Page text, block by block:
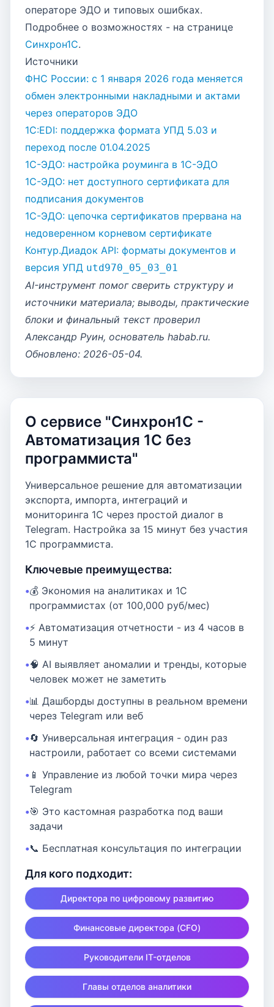
операторе ЭДО и типовых ошибках.
Подробнее о возможностях - на странице
Синхрон1С.
Источники
ФНС России: с 1 января 2026 года меняется
обмен электронными накладными и актами
через операторов ЭДО
1С:EDI: поддержка формата УПД 5.03 и
переход после 01.04.2025
1С-ЭДО: настройка роуминга в 1С-ЭДО
1С-ЭДО: нет доступного сертификата для
подписания документов
1С-ЭДО: цепочка сертификатов прервана на
недоверенном корневом сертификате
Контур.Диадок API: форматы документов и
версия УПД utd970_05_03_01
AI-инструмент помог сверить структуру и
источники материала; выводы, практические
блоки и финальный текст проверил
Александр Руин, основатель habab.ru.
Обновлено: 2026-05-04.
О сервисе "Синхрон1С -
Автоматизация 1С без
программиста"
Универсальное решение для автоматизации
экспорта, импорта, интеграций и
мониторинга 1С через простой диалог в
Telegram. Настройка за 15 минут без участия
1С программиста.
Ключевые преимущества:
💰 Экономия на аналитиках и 1С
программистах (от 100,000 руб/мес)
⚡ Автоматизация отчетности - из 4 часов в
5 минут
🧠 AI выявляет аномалии и тренды, которые
человек может не заметить
📊 Дашборды доступны в реальном времени
через Telegram или веб
🔄 Универсальная интеграция - один раз
настроили, работает со всеми системами
📱 Управление из любой точки мира через
Telegram
🎯 Это кастомная разработка под ваши
задачи
📞 Бесплатная консультация по интеграции
Для кого подходит:
Директора по цифровому развитию
Финансовые директора (CFO)
Руководители IT-отделов
Главы отделов аналитики